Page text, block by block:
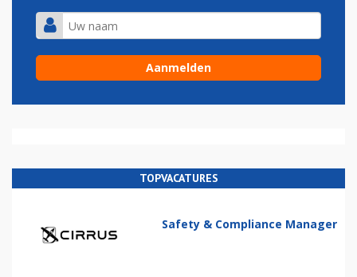
TOPVACATURES
Safety & Compliance Manager